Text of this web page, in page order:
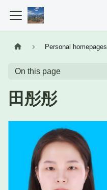
Personal homepages
On this page
田彤彤